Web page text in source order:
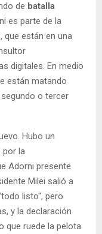
de batalla
es parte de la
, que están en una
digitales. En medio
están matando
o tercer
Hubo un
por la
Adorni presente
Milei salió a
listo", pero
y la declaración
que ruede la pelota